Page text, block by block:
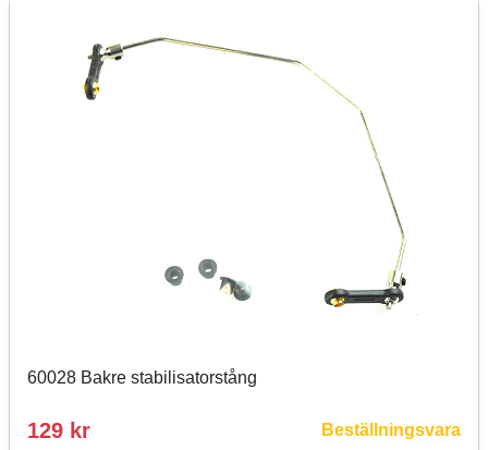
60028 Bakre stabilisatorstång
129 kr Beställningsvara